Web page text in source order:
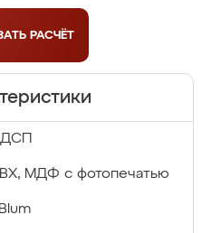
РАСЧЁТ
ДСП
МДФ с фотопечатью